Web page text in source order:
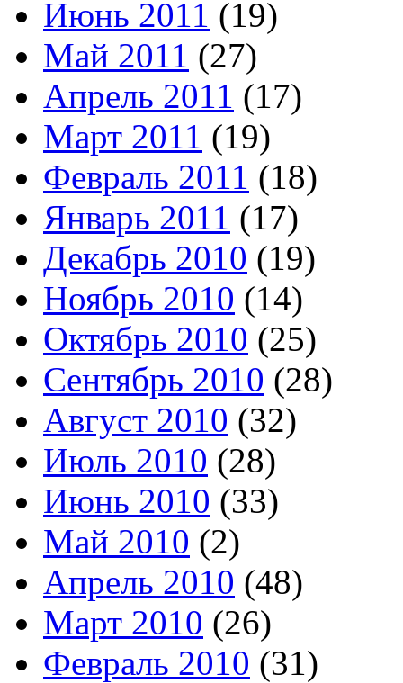
Июнь 2011 (19)
Май 2011 (27)
Апрель 2011 (17)
Март 2011 (19)
Февраль 2011 (18)
Январь 2011 (17)
Декабрь 2010 (19)
Ноябрь 2010 (14)
Октябрь 2010 (25)
Сентябрь 2010 (28)
Август 2010 (32)
Июль 2010 (28)
Июнь 2010 (33)
Май 2010 (2)
Апрель 2010 (48)
Март 2010 (26)
Февраль 2010 (31)